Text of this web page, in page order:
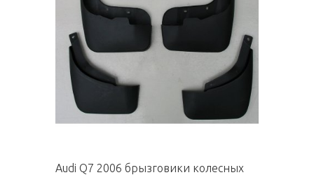
Audi Q7 2006 брызговики колесных